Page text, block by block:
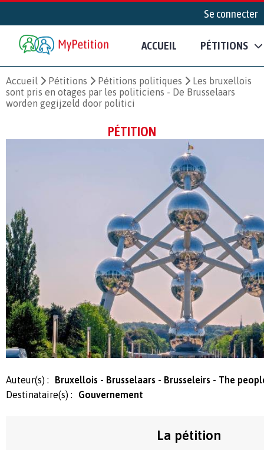
Se connecter
ACCUEIL PÉTITIONS
Accueil Pétitions Pétitions politiques
Les bruxellois
sont pris en otages par les politiciens - De Brusselaars
worden gegijzeld door politici
PÉTITION
Auteur(s) :
Bruxellois - Brusselaars - Brusseleirs - The
Destinataire(s) :
Gouvernement
La pétition